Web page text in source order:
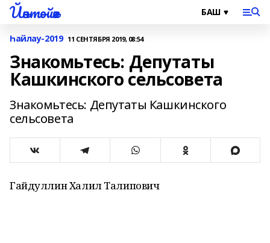
Йәнтөйәк
Һайлау-2019 11 СЕНТЯБРЯ 2019, 08:54
Знакомьтесь: Депутаты
Кашкинского сельсовета
Знакомьтесь: Депутаты Кашкинского
сельсовета
Гайдуллин Халил Талипович